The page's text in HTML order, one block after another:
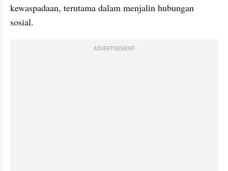
kewaspadaan, terutama dalam menjalin hubungan
sosial.
ADVERTISEMENT